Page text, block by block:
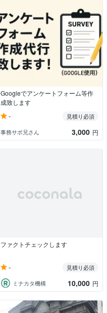
Googleでアンケートフォーム等作
成致します
-
見積り必須
事務サポ兄さん
3,000 円
ファクトチェックします
-
見積り必須
ミナカタ機構
10,000 円